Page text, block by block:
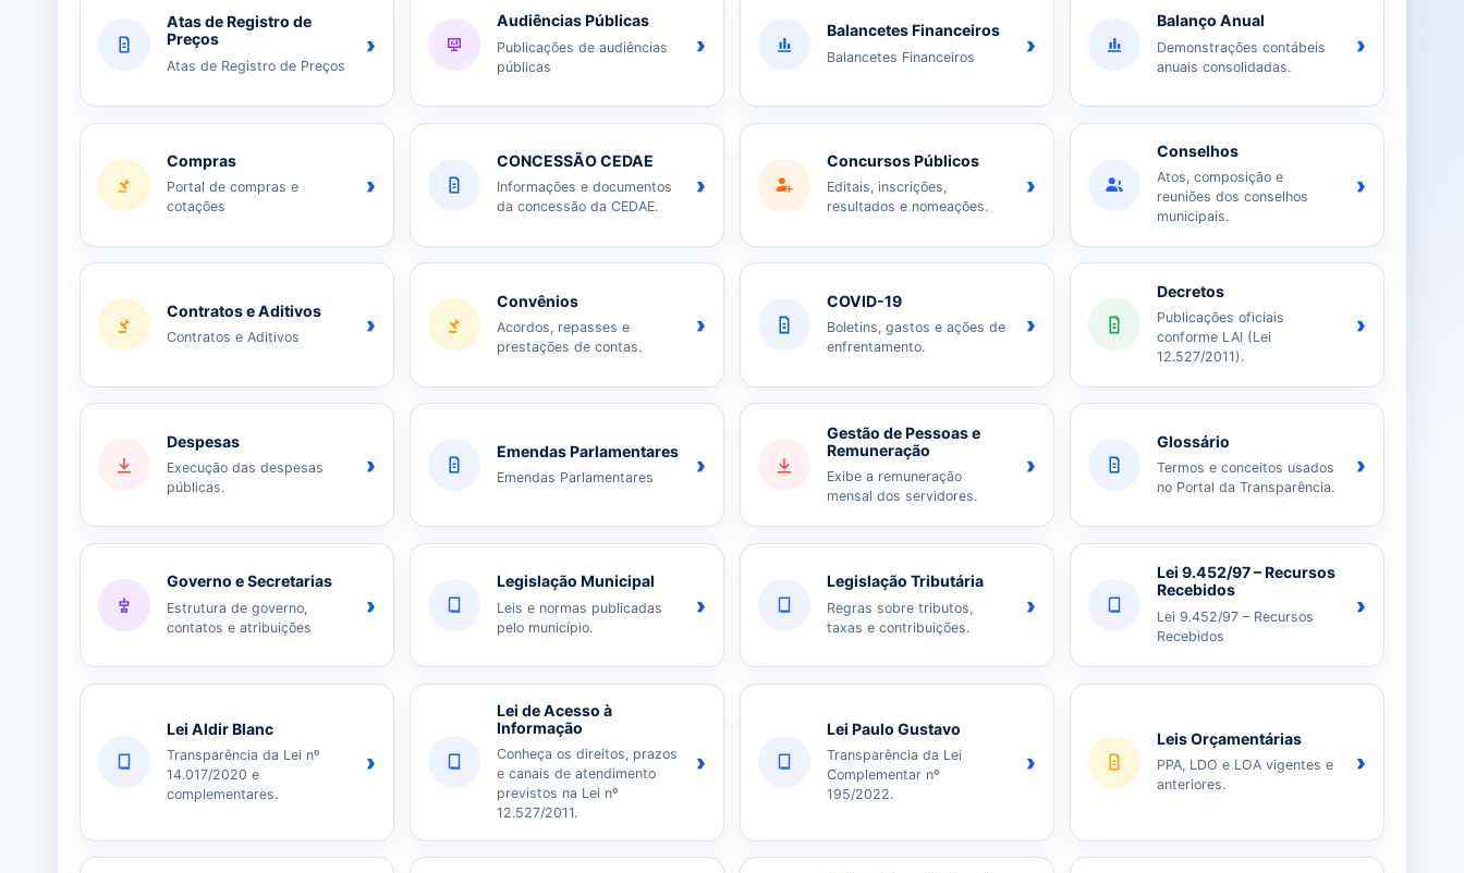
Atas de Registro de
Preços
Atas de Registro de Preços
›
Audiências Públicas
Publicações de audiências
públicas
›
Balancetes Financeiros
Balancetes Financeiros ›
Balanço Anual
Demonstrações contábeis
anuais consolidadas.
›
Compras
Portal de compras e
cotações
›
CONCESSÃO CEDAE
Informações e documentos
da concessão da CEDAE.
›
Concursos Públicos
Editais, inscrições,
resultados e nomeações.
›
Conselhos
Atos, composição e
reuniões dos conselhos
municipais.
›
Contratos e Aditivos
Contratos e Aditivos ›
Convênios
Acordos, repasses e
prestações de contas.
›
COVID-19
Boletins, gastos e ações de
enfrentamento.
›
Decretos
Publicações oficiais
conforme LAI (Lei
12.527/2011).
›
Despesas
Execução das despesas
públicas.
›
Emendas Parlamentares
Emendas Parlamentares ›
Gestão de Pessoas e
Remuneração
Exibe a remuneração
mensal dos servidores.
›
Glossário
Termos e conceitos usados
no Portal da Transparência.
›
Governo e Secretarias
Estrutura de governo,
contatos e atribuições
›
Legislação Municipal
Leis e normas publicadas
pelo município.
›
Legislação Tributária
Regras sobre tributos,
taxas e contribuições.
›
Lei 9.452/97 – Recursos
Recebidos
Lei 9.452/97 – Recursos
Recebidos
›
Lei Aldir Blanc
Transparência da Lei nº
14.017/2020 e
complementares.
›
Lei de Acesso à
Informação
Conheça os direitos, prazos
e canais de atendimento
previstos na Lei nº
12.527/2011.
›
Lei Paulo Gustavo
Transparência da Lei
Complementar nº
195/2022.
›
Leis Orçamentárias
PPA, LDO e LOA vigentes e
anteriores.
›